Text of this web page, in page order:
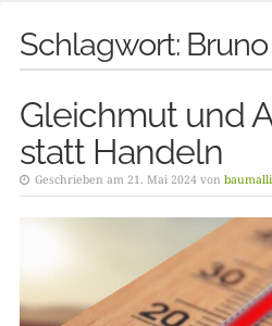
Schlagwort:
Gleichmut und
statt Handeln
Geschrieben am 21. Mai 2024 von